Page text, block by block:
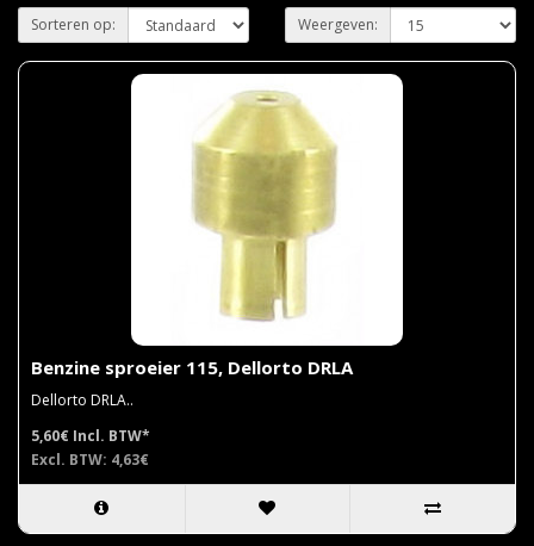
Sorteren op: Weergeven:
Benzine sproeier 115, Dellorto DRLA
Dellorto DRLA..
5,60€ Incl. BTW*
Excl. BTW: 4,63€